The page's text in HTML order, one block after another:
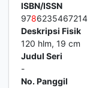
ISBN/ISSN
9786235467214
Deskripsi Fisik
120 hlm, 19 cm
Judul Seri
-
No. Panggil